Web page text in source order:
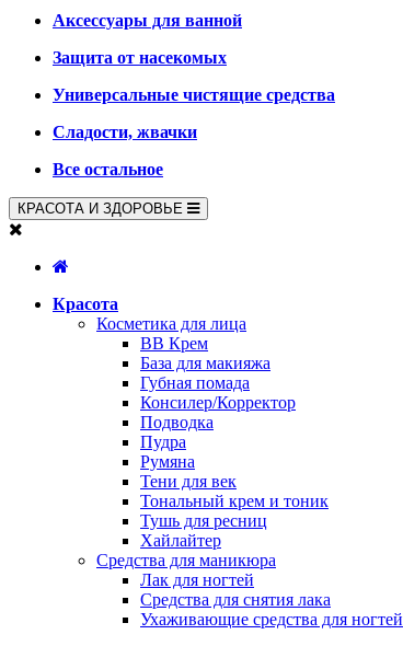
Аксессуары для ванной
Защита от насекомых
Универсальные чистящие средства
Сладости, жвачки
Все остальное
КРАСОТА И ЗДОРОВЬЕ
Красота
Косметика для лица
BB Крем
База для макияжа
Губная помада
Консилер/Корректор
Подводка
Пудра
Румяна
Тени для век
Тональный крем и тоник
Тушь для ресниц
Хайлайтер
Средства для маникюра
Лак для ногтей
Средства для снятия лака
Ухаживающие средства для ногтей